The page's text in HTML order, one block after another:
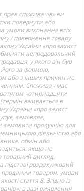
прав споживачів» ви
повернути або
умови виконання всіх
/ повернення товару
України «про захист
непродовольчий
у якого він був
за формою,
або з інших причин не
Споживач має
чотирнадцяти
вживається в
України «про захист
замовляє,
замовити продукцію для
діяльністю або
обмін або
якщо не
товарний вигляд,
підставі розрахунковий
проданим товаром. умови
стаття 8. Згідно із
в разі виявлення